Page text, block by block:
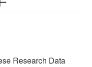
Research Data